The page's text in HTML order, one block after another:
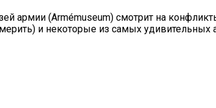
армии (Armémuseum) смотрит на
и некоторые из самых